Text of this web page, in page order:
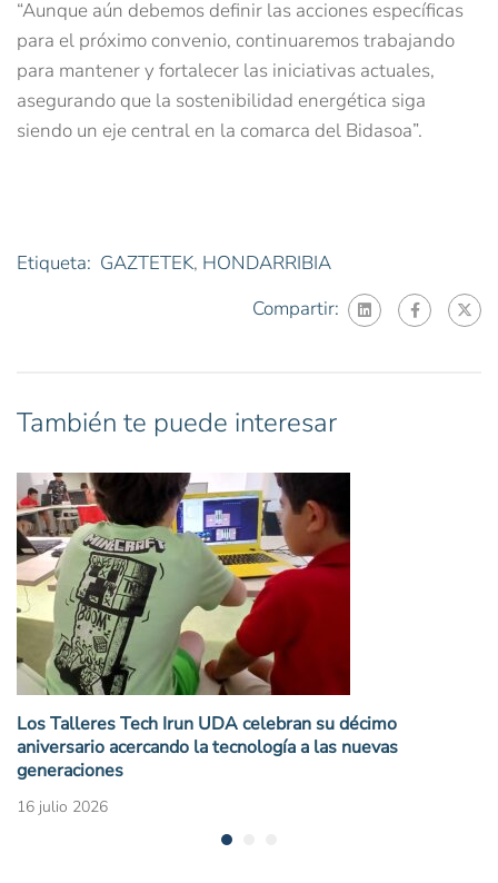
“Aunque aún debemos definir las acciones específicas
para el próximo convenio, continuaremos trabajando
para mantener y fortalecer las iniciativas actuales,
asegurando que la sostenibilidad energética siga
siendo un eje central en la comarca del Bidasoa”.
Etiqueta: GAZTETEK, HONDARRIBIA
Compartir:
También te puede interesar
Los Talleres Tech Irun UDA celebran su décimo
aniversario acercando la tecnología a las nuevas
generaciones
16 julio 2026